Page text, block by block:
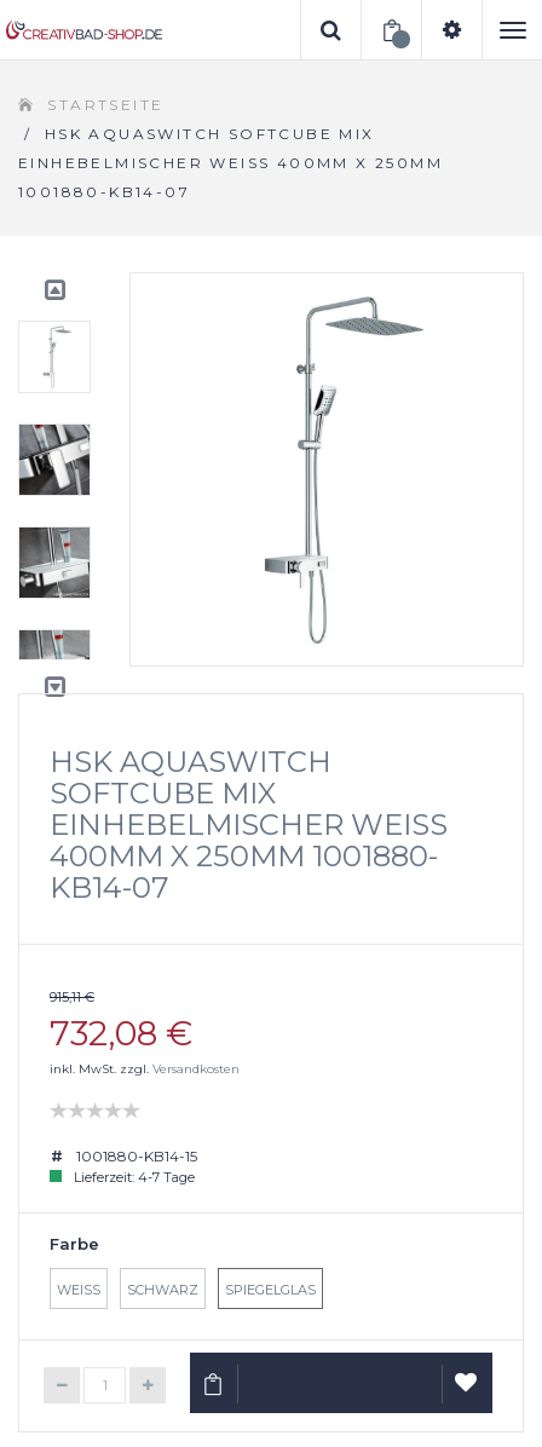
STARTSEITE
/
HSK AQUASWITCH SOFTCUBE MIX
EINHEBELMISCHER WEISS 400MM X 250MM 1
001880-KB14-07
HSK AQUASWITCH
SOFTCUBE MIX
EINHEBELMISCHER WEISS 4
00MM X 250MM 1001880-K
B14-07
915,11 €
732,08 €
inkl. MwSt. zzgl. Versandkosten
1001880-KB14-15
Lieferzeit: 4-7 Tage
Farbe
WEISS SCHWARZ SPIEGELGLAS
IN DEN WARENKORB